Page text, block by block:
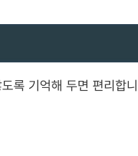
록 기억해 두면 편리합